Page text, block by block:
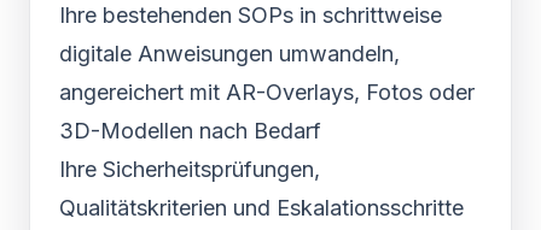
Ihre bestehenden SOPs in schrittweise
digitale Anweisungen umwandeln,
angereichert mit AR-Overlays, Fotos oder
3D-Modellen nach Bedarf
Ihre Sicherheitsprüfungen,
Qualitätskriterien und Eskalationsschritte